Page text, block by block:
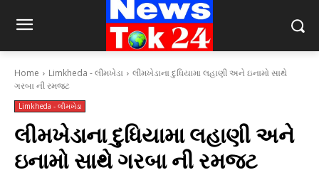
Home Limkheda - લીમખેડા
લીમખેડાના દુધિયામા લહાણી અને ઇનામો સાથે
ગરબા ની રમજટ
Limkheda - લીમખેડા
લીમખેડાના દુધિયામા લહાણી અને
ઇનામો સાથે ગરબા ની રમજટ